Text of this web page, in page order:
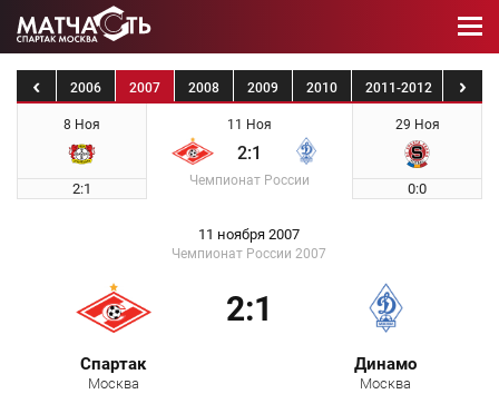
2005 2006 2007 2008 2009 2010 2011-2012 2012-
8 Ноя
2:1
11 Ноя
2:1
Чемпионат России
29 Ноя
0:0
11 ноября 2007
Чемпионат России 2007
Спартак
Москва
2:1
Динамо
Москва